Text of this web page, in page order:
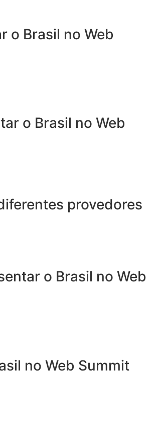
o Brasil no Web
o Brasil no Web
provedores
o Brasil no Web
no Web Summit